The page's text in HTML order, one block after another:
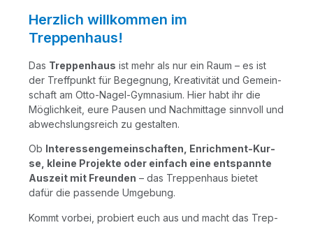
Herzlich willkommen im
Treppenhaus!
Das Trep­pen­haus ist mehr als nur ein Raum – es ist
der Treff­punkt für Begeg­nung, Krea­ti­vi­tät und Gemein­
schaft am Otto-Nagel-Gym­na­si­um. Hier habt ihr die
Mög­lich­keit, eure Pau­sen und Nach­mit­ta­ge sinn­voll und
abwechs­lungs­reich zu gestalten.
Ob Inter­es­sen­ge­mein­schaf­ten, Enrich­ment-Kur­
se, klei­ne Pro­jek­te oder ein­fach eine ent­spann­te
Aus­zeit mit Freun­den – das Trep­pen­haus bie­tet
dafür die pas­sen­de Umgebung.
Kommt vor­bei, pro­biert euch aus und macht das Trep­